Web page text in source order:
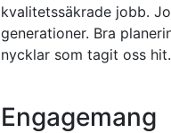
kvalitetssäkrade jobb.
generationer. Bra
nycklar som tagit oss hit.
Engagemang